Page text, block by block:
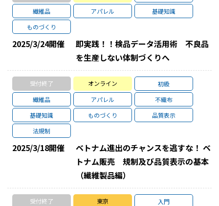
繊維品
アパレル
基礎知識
ものづくり
2025/3/24開催
即実践！！検品データ活用術 不良品
を生産しない体制づくりへ
受付終了 オンライン
初級
繊維品
アパレル
不織布
基礎知識
ものづくり
品質表示
法規制
2025/3/18開催
ベトナム進出のチャンスを逃すな！ ベ
トナム販売 規制及び品質表示の基本
（繊維製品編）
受付終了 東京
入門